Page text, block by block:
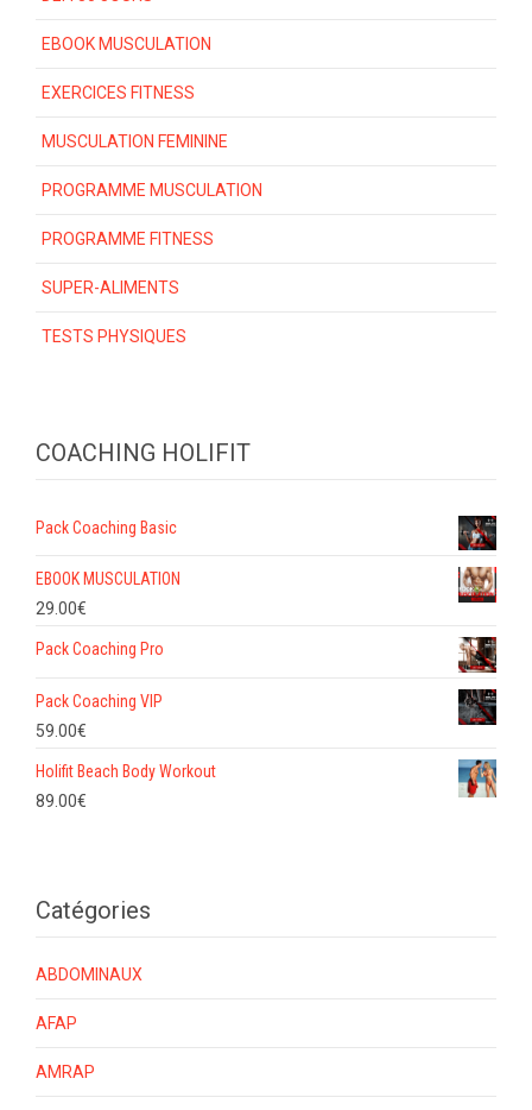
EBOOK MUSCULATION
EXERCICES FITNESS
MUSCULATION FEMININE
PROGRAMME MUSCULATION
PROGRAMME FITNESS
SUPER-ALIMENTS
TESTS PHYSIQUES
COACHING HOLIFIT
Pack Coaching Basic
EBOOK MUSCULATION
29.00€
Pack Coaching Pro
Pack Coaching VIP
59.00€
Holifit Beach Body Workout
89.00€
Catégories
ABDOMINAUX
AFAP
AMRAP